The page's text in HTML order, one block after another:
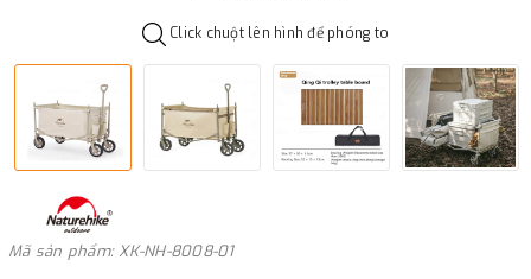
Click chuột lên hình để phóng to
Mã sản phẩm: XK-NH-8008-01